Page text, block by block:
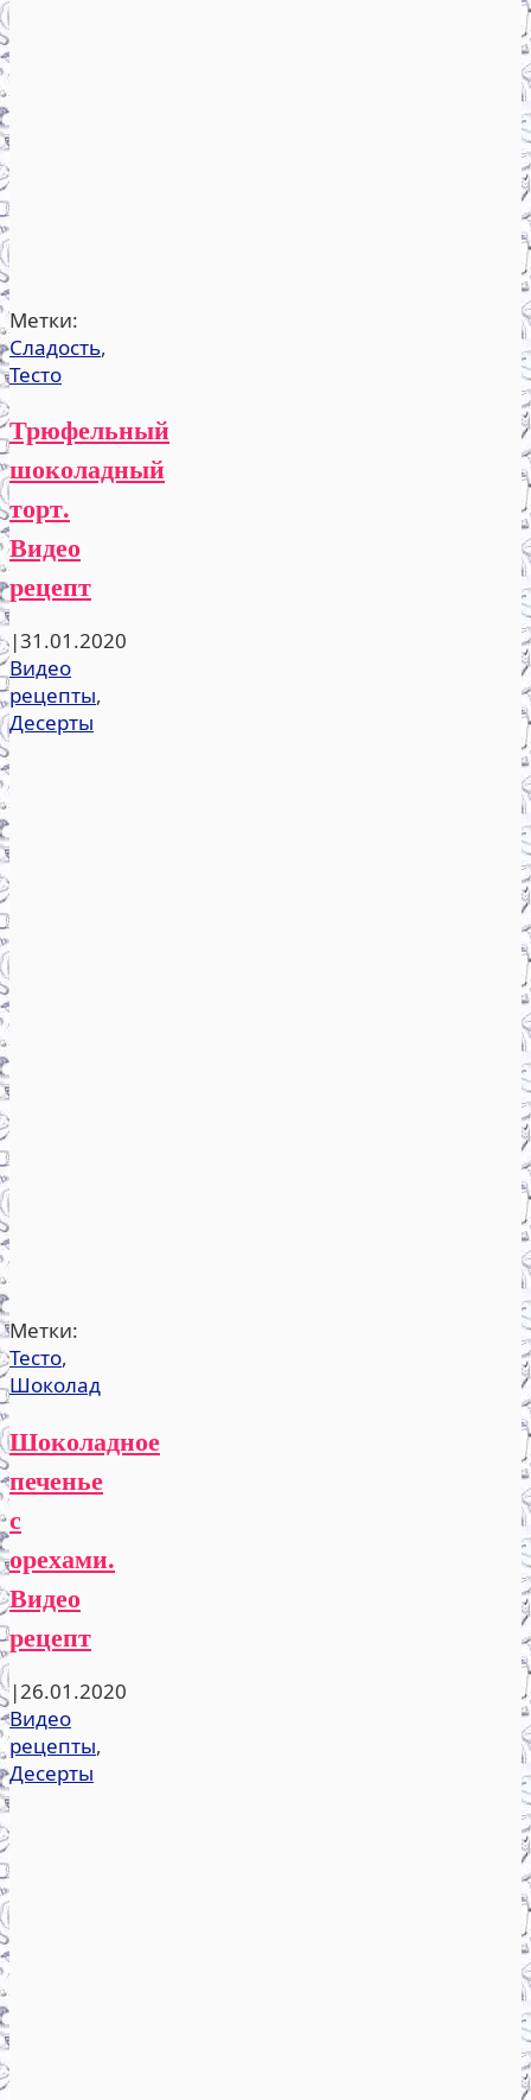
Метки:
Сладость,
Тесто
Трюфельный
шоколадный
торт.
Видео
рецепт
|31.01.2020
Видео
рецепты,
Десерты
Метки:
Тесто,
Шоколад
Шоколадное
печенье
с
орехами.
Видео
рецепт
|26.01.2020
Видео
рецепты,
Десерты